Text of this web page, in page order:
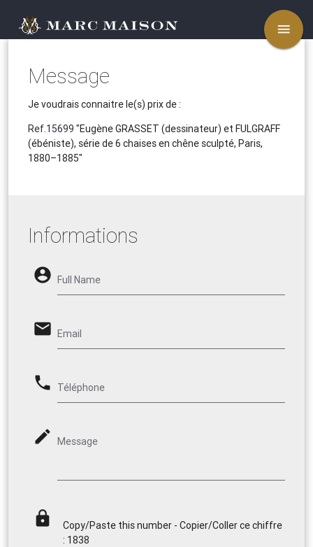
menu
Message
Je voudrais connaitre le(s) prix de :
Ref.15699 "Eugène GRASSET (dessinateur) et FULGRAFF
(ébéniste), série de 6 chaises en chêne sculpté, Paris,
1880–1885"
Informations
account_circle Full Name
email Email
phone Téléphone
mode_edit Message
lock
Copy/Paste this number - Copier/Coller ce chiffre
: 1838